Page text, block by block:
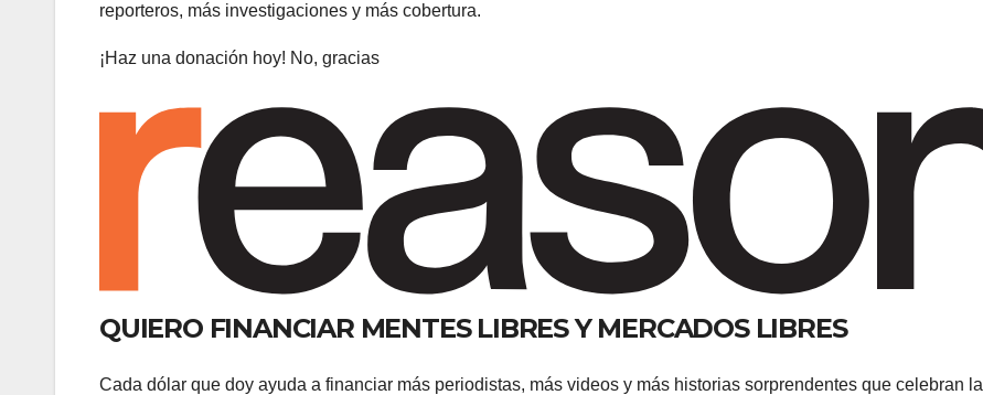
reporteros, más investigaciones y más cobertura.
¡Haz una donación hoy! No, gracias
QUIERO FINANCIAR MENTES LIBRES Y MERCADOS LIBRES
Cada dólar que doy ayuda a financiar más periodistas, más videos y más historias sorprendentes que celebran la